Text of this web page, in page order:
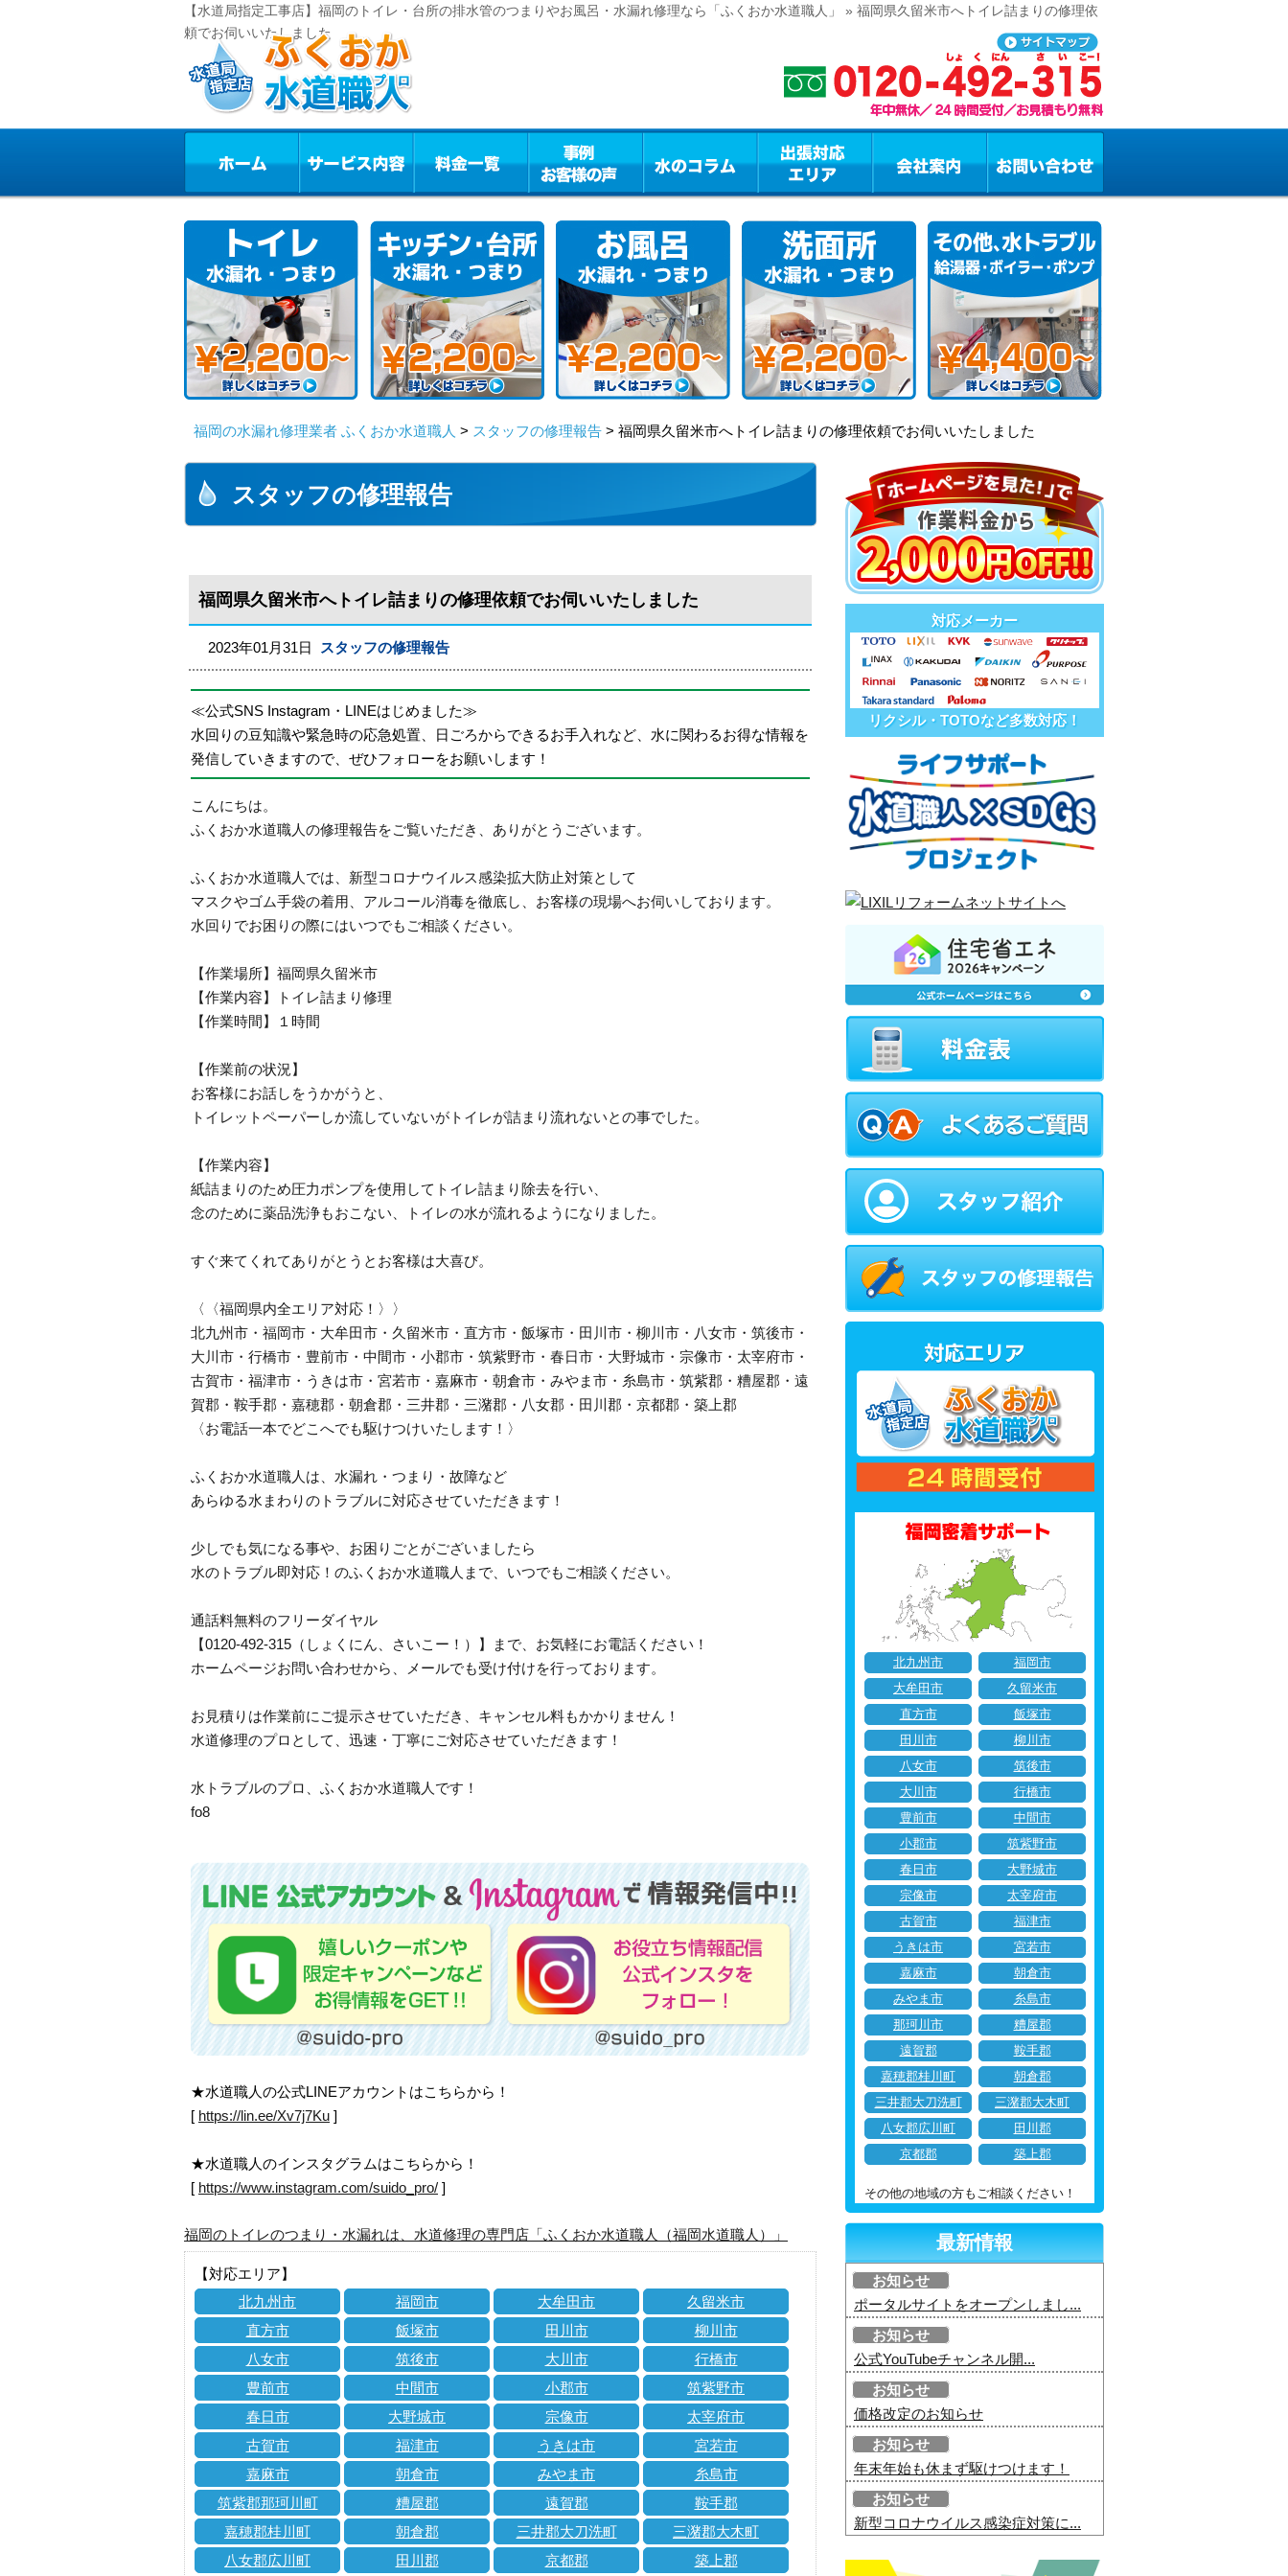
【水道局指定工事店】福岡のトイレ・台所の排水管のつまりやお風呂・水漏れ修理なら「ふくおか水道職人」 » 福岡県久留米市へトイレ詰まりの修理依
頼でお伺いいたしました
福岡の水漏れ修理業者 ふくおか水道職人 > スタッフの修理報告 > 福岡県久留米市へトイレ詰まりの修理依頼でお伺いいたしました
スタッフの修理報告
福岡県久留米市へトイレ詰まりの修理依頼でお伺いいたしました
2023年01月31日 スタッフの修理報告
≪公式SNS Instagram・LINEはじめました≫
水回りの豆知識や緊急時の応急処置、日ごろからできるお手入れなど、水に関わるお得な情報を
発信していきますので、ぜひフォローをお願いします！
こんにちは。
ふくおか水道職人の修理報告をご覧いただき、ありがとうございます。
ふくおか水道職人では、新型コロナウイルス感染拡大防止対策として
マスクやゴム手袋の着用、アルコール消毒を徹底し、お客様の現場へお伺いしております。
水回りでお困りの際にはいつでもご相談ください。
【作業場所】福岡県久留米市
【作業内容】トイレ詰まり修理
【作業時間】１時間
【作業前の状況】
お客様にお話しをうかがうと、
トイレットペーパーしか流していないがトイレが詰まり流れないとの事でした。
【作業内容】
紙詰まりのため圧力ポンプを使用してトイレ詰まり除去を行い、
念のために薬品洗浄もおこない、トイレの水が流れるようになりました。
すぐ来てくれてありがとうとお客様は大喜び。
〈〈福岡県内全エリア対応！〉〉
北九州市・福岡市・大牟田市・久留米市・直方市・飯塚市・田川市・柳川市・八女市・筑後市・
大川市・行橋市・豊前市・中間市・小郡市・筑紫野市・春日市・大野城市・宗像市・太宰府市・
古賀市・福津市・うきは市・宮若市・嘉麻市・朝倉市・みやま市・糸島市・筑紫郡・糟屋郡・遠
賀郡・鞍手郡・嘉穂郡・朝倉郡・三井郡・三潴郡・八女郡・田川郡・京都郡・築上郡
〈お電話一本でどこへでも駆けつけいたします！〉
ふくおか水道職人は、水漏れ・つまり・故障など
あらゆる水まわりのトラブルに対応させていただきます！
少しでも気になる事や、お困りごとがございましたら
水のトラブル即対応！のふくおか水道職人まで、いつでもご相談ください。
通話料無料のフリーダイヤル
【0120-492-315（しょくにん、さいこー！）】まで、お気軽にお電話ください！
ホームページお問い合わせから、メールでも受け付けを行っております。
お見積りは作業前にご提示させていただき、キャンセル料もかかりません！
水道修理のプロとして、迅速・丁寧にご対応させていただきます！
水トラブルのプロ、ふくおか水道職人です！
fo8
★水道職人の公式LINEアカウントはこちらから！
[ https://lin.ee/Xv7j7Ku ]
★水道職人のインスタグラムはこちらから！
[ https://www.instagram.com/suido_pro/ ]
福岡のトイレのつまり・水漏れは、水道修理の専門店「ふくおか水道職人（福岡水道職人）」
【対応エリア】
北九州市
福岡市 大牟田市
久留米市
直方市
飯塚市 田川市
柳川市
八女市
筑後市 大川市
行橋市
豊前市
中間市 小郡市
筑紫野市
春日市
大野城市 宗像市
太宰府市
古賀市
福津市 うきは市
宮若市
嘉麻市
朝倉市 みやま市
糸島市
筑紫郡那珂川町
糟屋郡 遠賀郡
鞍手郡
嘉穂郡桂川町
朝倉郡 三井郡大刀洗町
三潴郡大木町
八女郡広川町
田川郡 京都郡 築上郡
対応メーカー
リクシル・TOTOなど多数対応！
北九州市
福岡市
大牟田市
久留米市
直方市
飯塚市
田川市
柳川市
八女市
筑後市
大川市
行橋市
豊前市
中間市
小郡市
筑紫野市
春日市
大野城市
宗像市
太宰府市
古賀市
福津市
うきは市
宮若市
嘉麻市
朝倉市
みやま市
糸島市
那珂川市
糟屋郡
遠賀郡
鞍手郡
嘉穂郡桂川町
朝倉郡
三井郡大刀洗町
三潴郡大木町
八女郡広川町
田川郡
京都郡
築上郡
その他の地域の方もご相談ください！
最新情報
お知らせ
ポータルサイトをオープンしまし...
お知らせ
公式YouTubeチャンネル開...
お知らせ
価格改定のお知らせ
お知らせ
年末年始も休まず駆けつけます！
お知らせ
新型コロナウイルス感染症対策に...